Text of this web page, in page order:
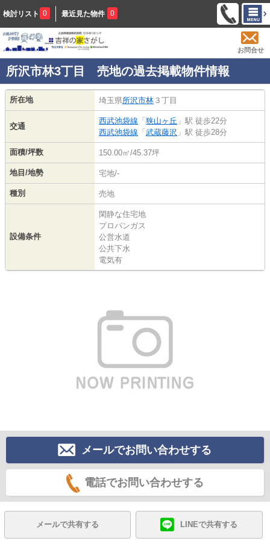
検討リスト 0 最近見た物件 0
お問合せ
所沢市林3丁目 売地の過去掲載物件情報
所在地 埼玉県所沢市林 ３丁目
交通
西武池袋線 「 狭山ヶ丘 」駅 徒歩22分
西武池袋線 「 武蔵藤沢 」駅 徒歩28分
面積/坪数 150.00㎡/45.37坪
地目/地勢 宅地/-
種別 売地
設備条件
閑静な住宅地
プロパンガス
公営水道
公共下水
電気有
メールでお問い合わせする
電話でお問い合わせする
メールで共有する LINEで共有する